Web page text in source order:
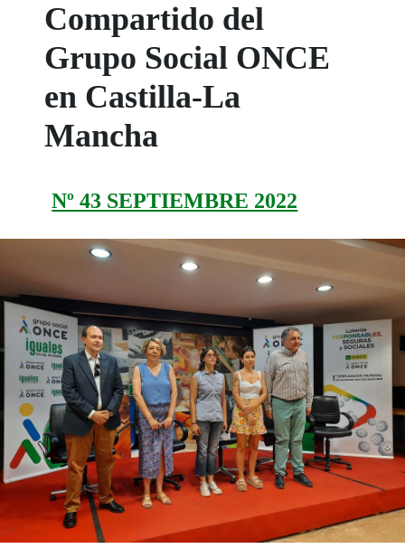
Compartido del
Grupo Social ONCE
en Castilla-La
Mancha
Nº 43 SEPTIEMBRE 2022